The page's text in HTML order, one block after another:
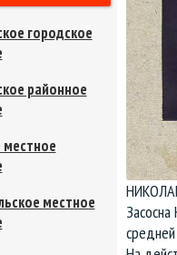
городское
районное
местное
местное